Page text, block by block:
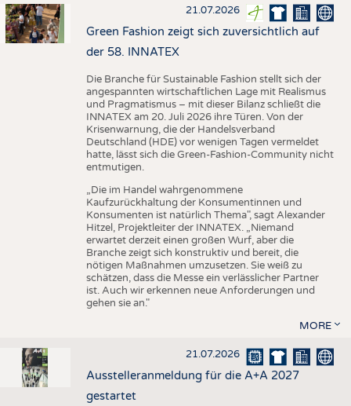
21.07.2026
Green Fashion zeigt sich zuversichtlich auf
der 58. INNATEX
Die Branche für Sustainable Fashion stellt sich der
angespannten wirtschaftlichen Lage mit Realismus
und Pragmatismus – mit dieser Bilanz schließt die
INNATEX am 20. Juli 2026 ihre Türen. Von der
Krisenwarnung, die der Handelsverband
Deutschland (HDE) vor wenigen Tagen vermeldet
hatte, lässt sich die Green-Fashion-Community nicht
entmutigen.
„Die im Handel wahrgenommene
Kaufzurückhaltung der Konsumentinnen und
Konsumenten ist natürlich Thema", sagt Alexander
Hitzel, Projektleiter der INNATEX. „Niemand
erwartet derzeit einen großen Wurf, aber die
Branche zeigt sich konstruktiv und bereit, die
nötigen Maßnahmen umzusetzen. Sie weiß zu
schätzen, dass die Messe ein verlässlicher Partner
ist. Auch wir erkennen neue Anforderungen und
gehen sie an."
MORE
21.07.2026
Ausstelleranmeldung für die A+A 2027
gestartet